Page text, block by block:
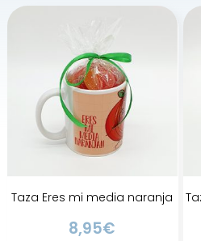
Taza Eres mi media naranja
8,95€